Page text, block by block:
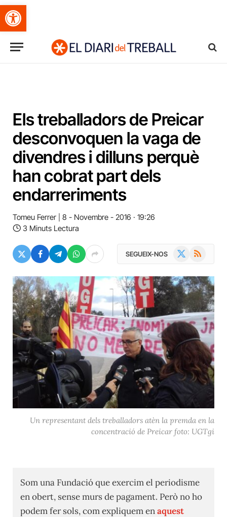
Obre la barra d'eines
Els treballadors de Preicar
desconvoquen la vaga de
divendres i dilluns perquè
han cobrat part dels
endarreriments
Tomeu Ferrer
8 - Novembre - 2016 · 19:26
3 Minuts Lectura
SEGUEIX-NOS RSS
Un representant dels treballadors atèn la premda en la
concentració de Preicar foto: UGTgi
Som una Fundació que exercim el periodisme
en obert, sense murs de pagament. Però no ho
podem fer sols, com expliquem enaquest